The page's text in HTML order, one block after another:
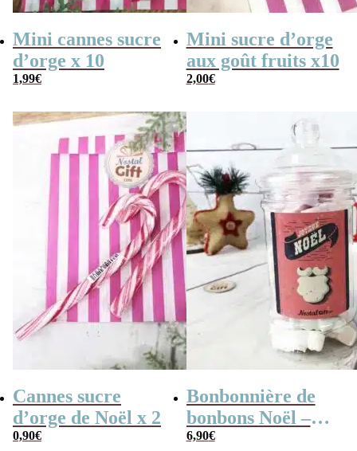
Mini cannes sucre
d’orge x 10
1,99€
Mini sucre d’orge
aux goût fruits x10
2,00€
Cannes sucre
d’orge de Noël x 2
0,90€
Bonbonnière de
bonbons Noël –
Jesus meringue x
6,90€